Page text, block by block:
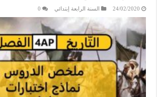
24/02/2020 السنة الرابعة إبتدائي 0